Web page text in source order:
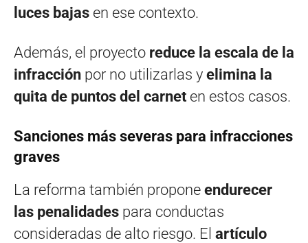
luces bajas en ese contexto.
Además, el proyecto reduce la escala de la
infracción por no utilizarlas y elimina la
quita de puntos del carnet en estos casos.
Sanciones más severas para infracciones
graves
La reforma también propone endurecer
las penalidades para conductas
consideradas de alto riesgo. El artículo